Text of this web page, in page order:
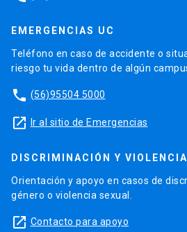
EMERGENCIAS UC
Teléfono en caso de accidente o
riesgo tu vida dentro de algún
phone (56)95504 5000
launch Ir al sitio de Emergencias
DISCRIMINACIÓN Y VIOLENCIA
Orientación y apoyo en casos de
género o violencia sexual.
launch Contacto para apoyo